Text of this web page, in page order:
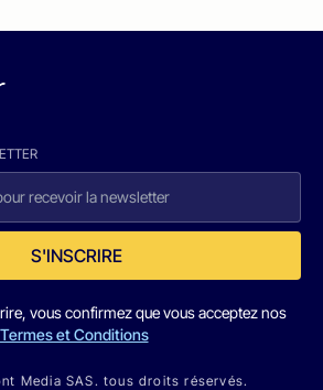
S'INSCRIRE
vous confirmez que vous acceptez nos
Termes et Conditions
Media SAS. tous droits réservés.